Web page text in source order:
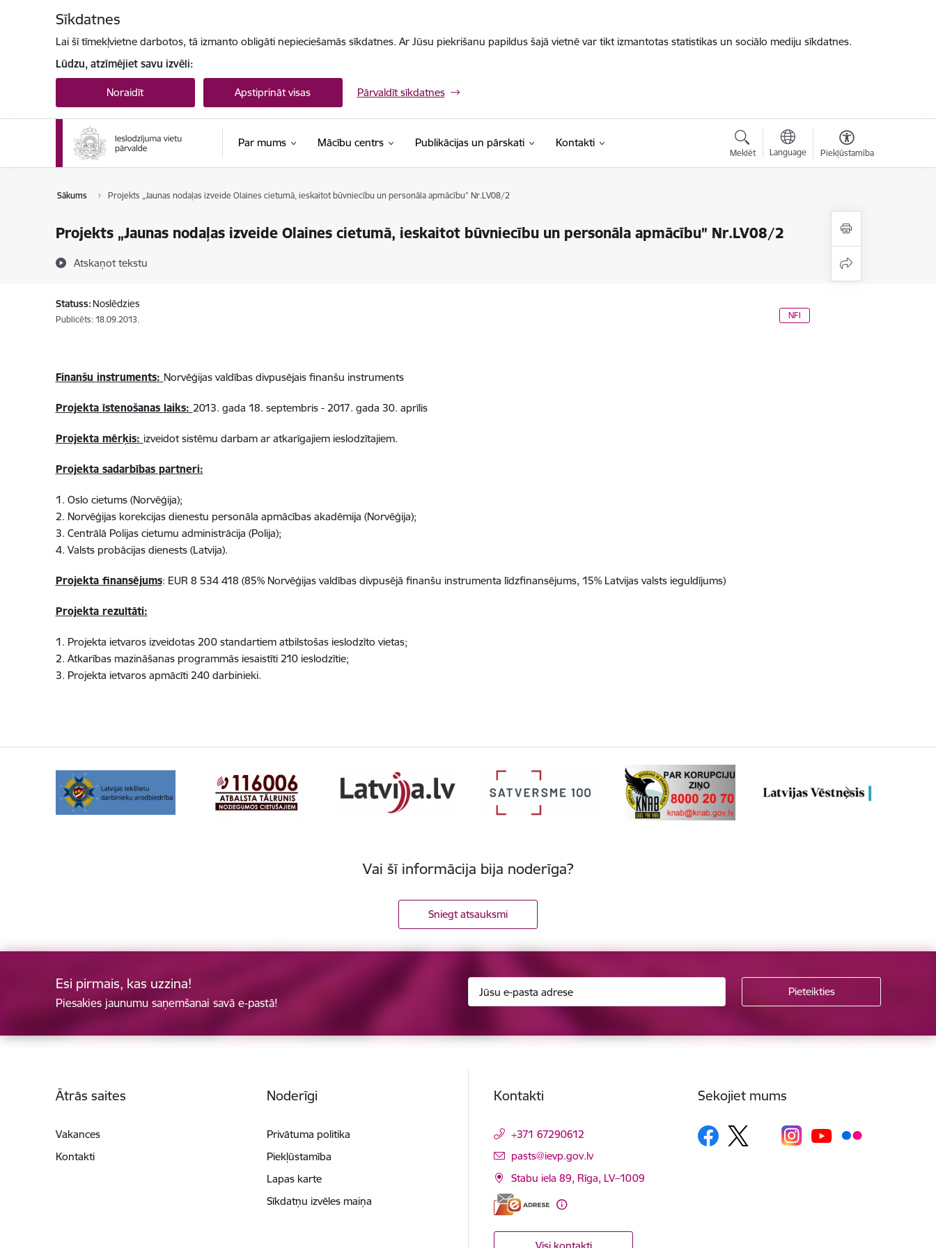
Sīkdatnes
Lai šī tīmekļvietne darbotos, tā izmanto obligāti nepieciešamās sīkdatnes. Ar Jūsu piekrišanu papildus šajā vietnē var tikt izmantotas statistikas un sociālo mediju sīkdatnes.
Lūdzu, atzīmējiet savu izvēli:
Noraidīt Apstiprināt visas Pārvaldīt sīkdatnes
Par mums Mācību centrs Publikācijas un pārskati Kontakti
Meklēt Language Piekļūstamība
Sākums Projekts „Jaunas nodaļas izveide Olaines cietumā, ieskaitot būvniecību un personāla apmācību” Nr.LV08/2
Projekts „Jaunas nodaļas izveide Olaines cietumā, ieskaitot būvniecību un personāla apmācību” Nr.LV08/2
Atskaņot tekstu
Statuss: Noslēdzies
Publicēts: 18.09.2013. NFI
Finanšu instruments: Norvēģijas valdības divpusējais finanšu instruments
Projekta īstenošanas laiks: 2013. gada 18. septembris - 2017. gada 30. aprīlis
Projekta mērķis: izveidot sistēmu darbam ar atkarīgajiem ieslodzītajiem.
Projekta sadarbības partneri:
1. Oslo cietums (Norvēģija);
2. Norvēģijas korekcijas dienestu personāla apmācības akadēmija (Norvēģija);
3. Centrālā Polijas cietumu administrācija (Polija);
4. Valsts probācijas dienests (Latvija).
Projekta finansējums: EUR 8 534 418 (85% Norvēģijas valdības divpusējā finanšu instrumenta līdzfinansējums, 15% Latvijas valsts ieguldījums)
Projekta rezultāti:
1. Projekta ietvaros izveidotas 200 standartiem atbilstošas ieslodzīto vietas;
2. Atkarības mazināšanas programmās iesaistīti 210 ieslodzītie;
3. Projekta ietvaros apmācīti 240 darbinieki.
Vai šī informācija bija noderīga?
Sniegt atsauksmi
Esi pirmais, kas uzzina!
Piesakies jaunumu saņemšanai savā e-pastā!
Ātrās saites
Vakances
Kontakti
Noderīgi
Privātuma politika
Piekļūstamība
Lapas karte
Sīkdatņu izvēles maiņa
Kontakti
+371 67290612
E-pasts:
pasts@ievp.gov.lv
Stabu iela 89, Rīga, LV–1009
Sekojiet mums